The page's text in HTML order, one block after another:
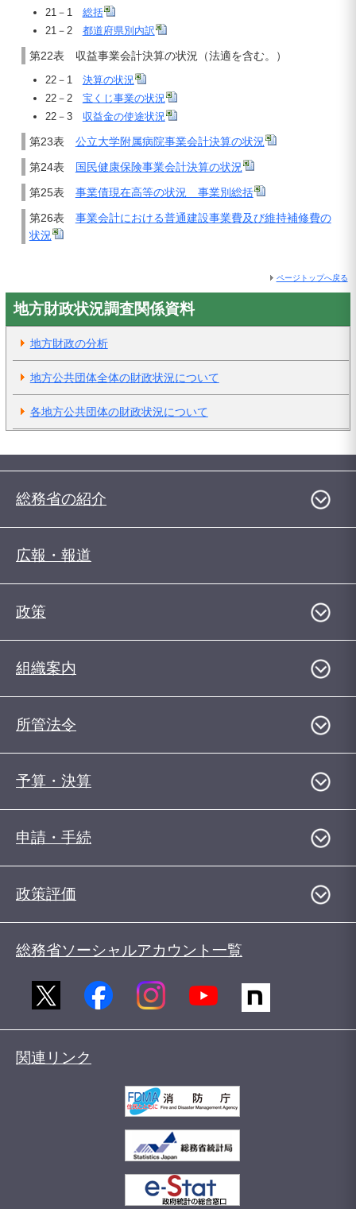
21－1 総括
21－2 都道府県別内訳
第22表 収益事業会計決算の状況（法適を含む。）
22－1 決算の状況
22－2 宝くじ事業の状況
22－3 収益金の使途状況
第23表 公立大学附属病院事業会計決算の状況
第24表
国民健康保険事業会計決算の状況
第25表 事業債現在高等の状況 事業別総括
第26表 事業会計における普通建設事業費及び維持補修費の
状況
ページトップへ戻る
地方財政状況調査関係資料
地方財政の分析
地方公共団体全体の財政状況について
各地方公共団体の財政状況について
総務省の紹介
広報・報道
政策
組織案内
所管法令
予算・決算
申請・手続
政策評価
総務省ソーシャルアカウント一覧
関連リンク